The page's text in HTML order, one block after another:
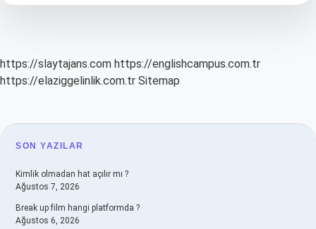
Var
https://slaytajans.com https://englishcampus.com.tr
https://elaziggelinlik.com.tr Sitemap
SIDEBAR
SON YAZILAR
Kimlik olmadan hat açılır mı ?
Ağustos 7, 2026
Break up film hangi platformda ?
Ağustos 6, 2026